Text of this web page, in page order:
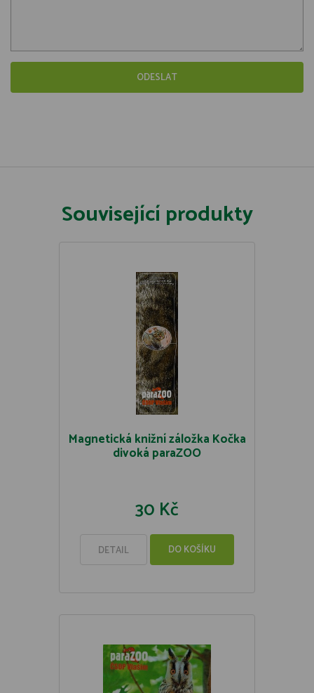
Související produkty
Magnetická knižní záložka Kočka
divoká paraZOO
30 Kč
DETAIL DO KOŠÍKU